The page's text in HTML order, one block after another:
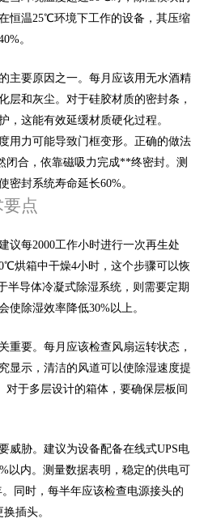
在恒温25℃环境下工作的设备，其压缩
。
要原因之一。每月应该用无水酒精
层和灰尘。对于硅胶材质的密封条，
，这能有效延缓材质硬化过程。
度用力可能导致门框变形。正确的做法
，依靠磁吸力完成**终密封。测
封系统寿命延长60%。
点
建议每2000工作小时进行一次再生处
烘箱中干燥4小时，这个步骤可以恢
半导体冷凝式除湿系统，则需要定期
除湿效率降低30%以上。
。每月应该检查风扇运转状态，
显示，清洁的风道可以使除湿速度提
对于多层设计的箱体，要确保层板间
胁。建议为设备配备在线式UPS电
内。测量数据表明，稳定的供电可
同时，每半年应该检查电源接头的
头。